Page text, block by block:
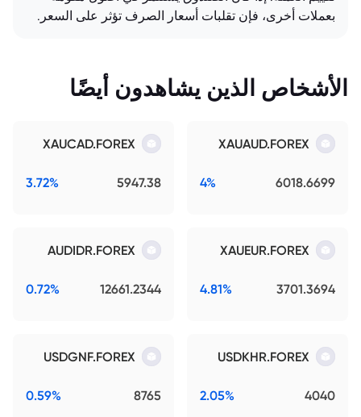
بعملات أخرى، فإن تقلبات أسعار الصرف تؤثر على السعر.
الأشخاص الذين يشاهدون أيضًا
XAUAUD.FOREX
6018.6699
4%
XAUCAD.FOREX
5947.38
3.72%
XAUEUR.FOREX
3701.3694
4.81%
AUDIDR.FOREX
12661.2344
0.72%
USDKHR.FOREX
4040
2.05%
USDGNF.FOREX
8765
0.59%